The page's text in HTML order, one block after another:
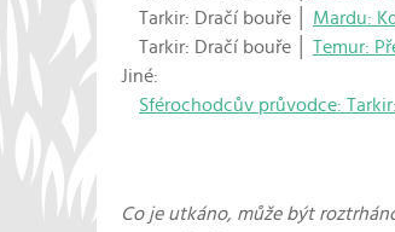
Tarkir: Dračí bouře │ Mardu:
Tarkir: Dračí bouře │ Temur:
Jiné:
Sférochodcův průvodce:
Co je utkáno, může být